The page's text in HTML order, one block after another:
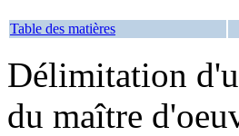
Table des matières
Délimitation
du maître